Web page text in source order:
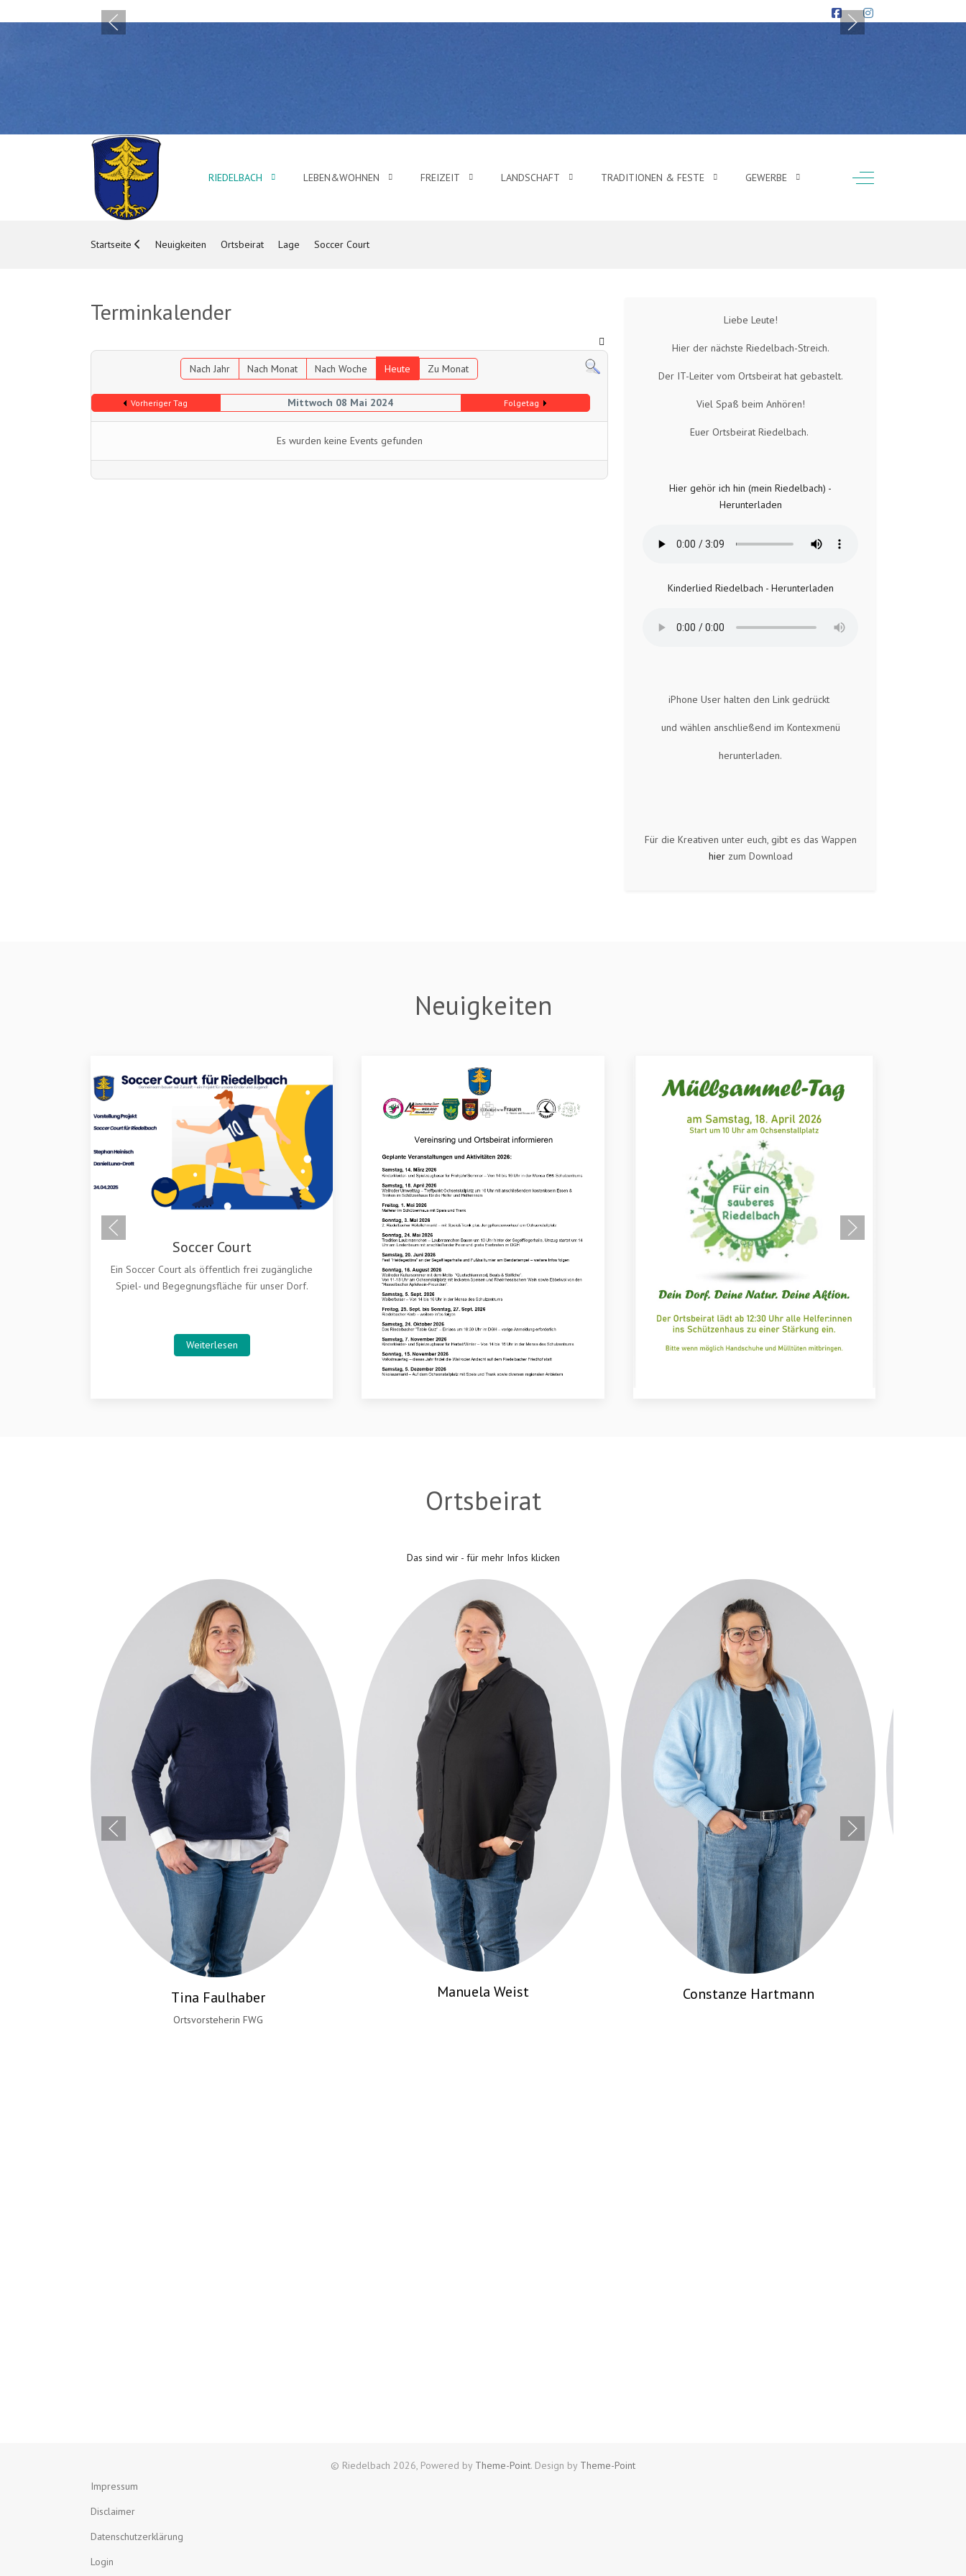
RIEDELBACH LEBEN&WOHNEN FREIZEIT LANDSCHAFT TRADITIONEN & FESTE GEWERBE Off-Canvas Toggle
Startseite Neuigkeiten Ortsbeirat Lage Soccer Court
Terminkalender
Nach Jahr Nach Monat Nach Woche Heute Zu Monat
Vorheriger Tag Mittwoch 08 Mai 2024 Folgetag
Es wurden keine Events gefunden
Liebe Leute!
Hier der nächste Riedelbach-Streich.
Der IT-Leiter vom Ortsbeirat hat gebastelt.
Viel Spaß beim Anhören!
Euer Ortsbeirat Riedelbach.
Hier gehör ich hin (mein Riedelbach) -
Herunterladen
Kinderlied Riedelbach - Herunterladen
iPhone User halten den Link gedrückt
und wählen anschließend im Kontexmenü
herunterladen.
Für die Kreativen unter euch, gibt es das Wappen
hierzum Download
Neuigkeiten
Ortsbeirat
Das sind wir - für mehr Infos klicken
Manuela Weist Constanze Hartmann
Stephan Heinisch
© Riedelbach 2026, Powered by Theme-Point. Design by Theme-Point
Impressum
Disclaimer
Datenschutzerklärung
Login